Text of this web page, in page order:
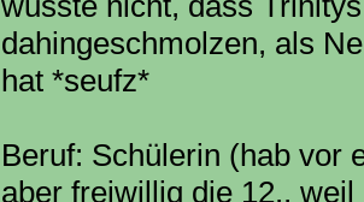
dahingeschmolzen, als
hat *seufz*
Beruf: Schülerin (hab vor
aber freiwillig die 12.,